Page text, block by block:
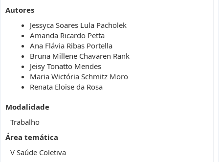
Autores
Jessyca Soares Lula Pacholek
Amanda Ricardo Petta
Ana Flávia Ribas Portella
Bruna Millene Chavaren Rank
Jeisy Tonatto Mendes
Maria Wictória Schmitz Moro
Renata Eloise da Rosa
Modalidade
Trabalho
Área temática
V Saúde Coletiva